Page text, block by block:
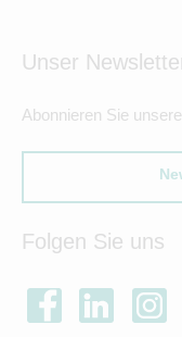
Unser
Abonnieren Sie
Folgen Sie uns